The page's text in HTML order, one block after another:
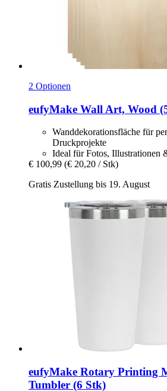
2 Optionen
eufyMake Wall Art, Wood
Wanddekorationsfläche für
Druckprojekte
Ideal für Fotos, Illustrationen
€ 100,99 (€ 20,20 / Stk)
Gratis Zustellung bis 19. August
eufyMake Rotary Printing
Tumbler (6 Stk)